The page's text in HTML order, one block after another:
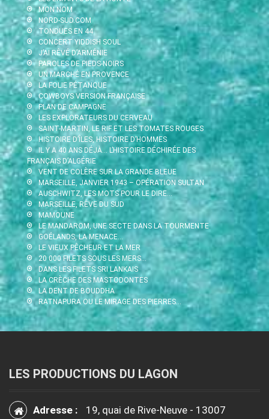
MON NOM
NORD-SUD.COM
TONDUES EN 44
CONCERT YIDDISH SOUL
J’AI RÊVÉ D’ARMÉNIE
PAROLES DE PIEDS-NOIRS
UN MARCHÉ EN PROVENCE
LA FOLIE PÉTANQUE
COWBOYS VERSION FRANÇAISE
PLAN DE CAMPAGNE
LES EXPLORATEURS DU CERVEAU
SAINT-MARTIN, LE RIF ET LES TOMATES ROUGES
HISTOIRE D’ÎLES, HISTOIRE D’HOMMES
IL Y A 40 ANS DÉJÀ… L’HISTOIRE DÉCHIRÉE DES
FRANÇAIS D’ALGÉRIE
VENT DE COLÈRE SUR LA GRANDE BLEUE
MARSEILLE, JANVIER 1943 – OPÉRATION SULTAN
AUSCHWITZ, LES MOTS POUR LE DIRE…
MARSEILLE, RÊVE DU SUD
MAMOUNE
LE MANDAROM, UNE SECTE DANS LA TOURMENTE
GOÉLANDS, LA MENACE…
LE VIEUX PÊCHEUR ET LA MER
20 000 FILETS SOUS LES MERS…
DANS LES FILETS SRI LANKAIS
LA CRÈCHE DES MASTODONTES
LA DENT DE BOUDDHA
RATNAPURA OU LE MIRAGE DES PIERRES…
LES PRODUCTIONS DU LAGON
Adresse :
19, quai de Rive-Neuve - 13007